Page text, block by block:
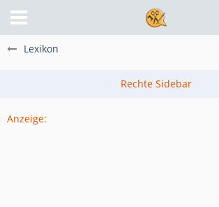
Lexikon
Anzeige: